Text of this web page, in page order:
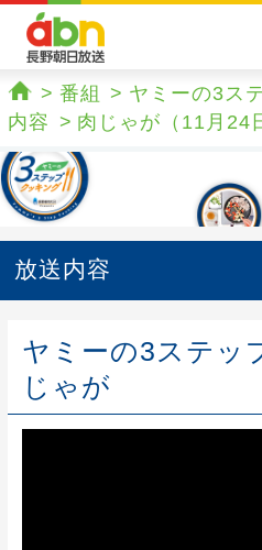
ホーム
番組 ヤミーの3ス
内容
肉じゃが（11月24
放送内容
ヤミーの3ステッ
じゃが